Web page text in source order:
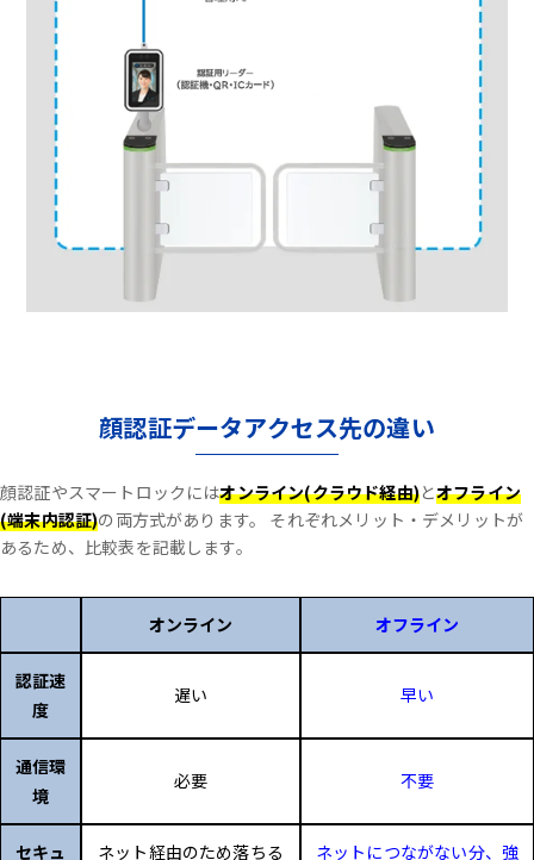
顔認証データアクセス先の違い
顔認証やスマートロックにはオンライン(クラウド経由)とオフライン
(端末内認証)の両方式があります。
それぞれメリット・デメリットが
あるため、比較表を記載します。
オンライン オフライン
認証速
度
遅い 早い
通信環
境
必要 不要
セキュ ネット経由のため落ちる ネットにつながない分、強